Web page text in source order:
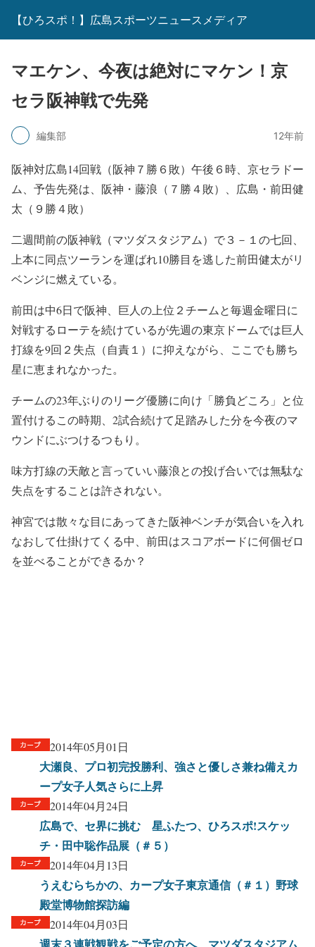
【ひろスポ！】広島スポーツニュースメディア
マエケン、今夜は絶対にマケン！京
セラ阪神戦で先発
編集部 12年前
阪神対広島14回戦（阪神７勝６敗）午後６時、京セラドー
ム、予告先発は、阪神・藤浪（７勝４敗）、広島・前田健
太（９勝４敗）
二週間前の阪神戦（マツダスタジアム）で３－１の七回、
上本に同点ツーランを運ばれ10勝目を逃した前田健太がリ
ベンジに燃えている。
前田は中6日で阪神、巨人の上位２チームと毎週金曜日に
対戦するローテを続けているが先週の東京ドームでは巨人
打線を9回２失点（自責１）に抑えながら、ここでも勝ち
星に恵まれなかった。
チームの23年ぶりのリーグ優勝に向け「勝負どころ」と位
置付けるこの時期、2試合続けて足踏みした分を今夜のマ
ウンドにぶつけるつもり。
味方打線の天敵と言っていい藤浪との投げ合いでは無駄な
失点をすることは許されない。
神宮では散々な目にあってきた阪神ベンチが気合いを入れ
なおして仕掛けてくる中、前田はスコアボードに何個ゼロ
を並べることができるか？
2014年05月01日
大瀬良、プロ初完投勝利、強さと優しさ兼ね備えカ
ープ女子人気さらに上昇
2014年04月24日
広島で、セ界に挑む 星ふたつ、ひろスポ!スケッ
チ・田中聡作品展（＃５）
2014年04月13日
うえむらちかの、カープ女子東京通信（＃１）野球
殿堂博物館探訪編
2014年04月03日